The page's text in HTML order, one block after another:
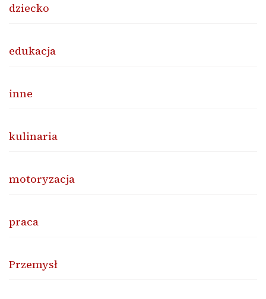
dziecko
edukacja
inne
kulinaria
motoryzacja
praca
Przemysł